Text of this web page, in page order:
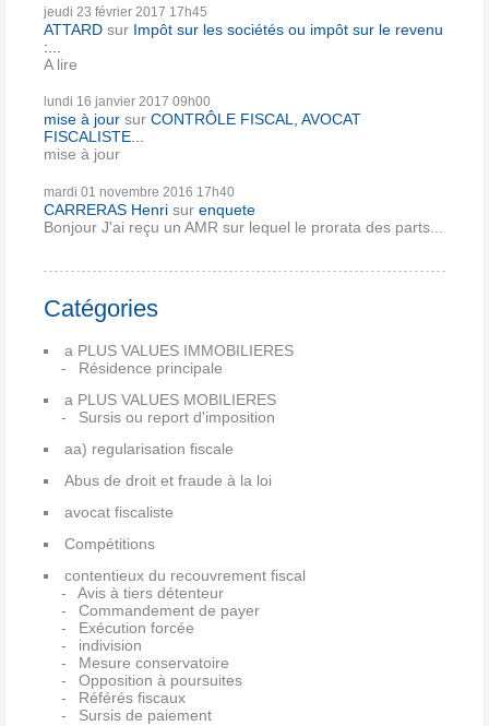
jeudi 23 février 2017 17h45
ATTARD sur Impôt sur les sociétés ou impôt sur le revenu
:...
A lire
lundi 16 janvier 2017 09h00
mise à jour sur CONTRÔLE FISCAL, AVOCAT
FISCALISTE...
mise à jour
mardi 01 novembre 2016 17h40
CARRERAS Henri sur enquete
Bonjour J'ai reçu un AMR sur lequel le prorata des parts...
Catégories
a PLUS VALUES IMMOBILIERES
Résidence principale
a PLUS VALUES MOBILIERES
Sursis ou report d'imposition
aa) regularisation fiscale
Abus de droit et fraude à la loi
avocat fiscaliste
Compétitions
contentieux du recouvrement fiscal
Avis à tiers détenteur
Commandement de payer
Exécution forcée
indivision
Mesure conservatoire
Opposition à poursuites
Référés fiscaux
Sursis de paiement